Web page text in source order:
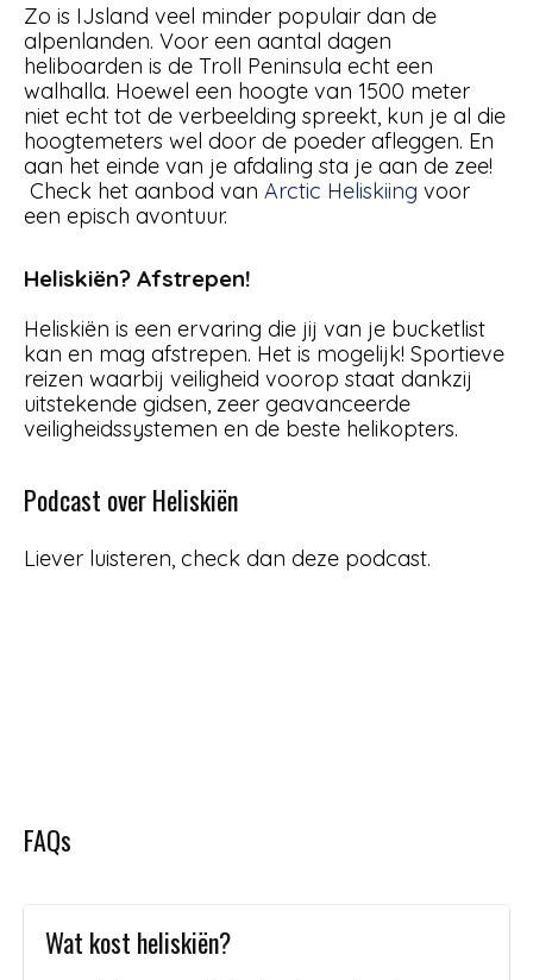
Zo is IJsland veel minder populair dan de
alpenlanden. Voor een aantal dagen
heliboarden is de Troll Peninsula echt een
walhalla. Hoewel een hoogte van 1500 meter
niet echt tot de verbeelding spreekt, kun je al die
hoogtemeters wel door de poeder afleggen. En
aan het einde van je afdaling sta je aan de zee!
Check het aanbod van Arctic Heliskiing voor
een episch avontuur.
Heliskiën? Afstrepen!
Heliskiën is een ervaring die jij van je bucketlist
kan en mag afstrepen. Het is mogelijk! Sportieve
reizen waarbij veiligheid voorop staat dankzij
uitstekende gidsen, zeer geavanceerde
veiligheidssystemen en de beste helikopters.
Podcast over Heliskiën
Liever luisteren, check dan deze podcast.
FAQs
Wat kost heliskiën?